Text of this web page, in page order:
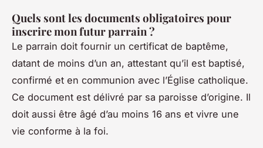
Quels sont les documents obligatoires pour
inscrire mon futur parrain ?
Le parrain doit fournir un certificat de baptême,
datant de moins d’un an, attestant qu’il est baptisé,
confirmé et en communion avec l’Église catholique.
Ce document est délivré par sa paroisse d’origine. Il
doit aussi être âgé d’au moins 16 ans et vivre une
vie conforme à la foi.